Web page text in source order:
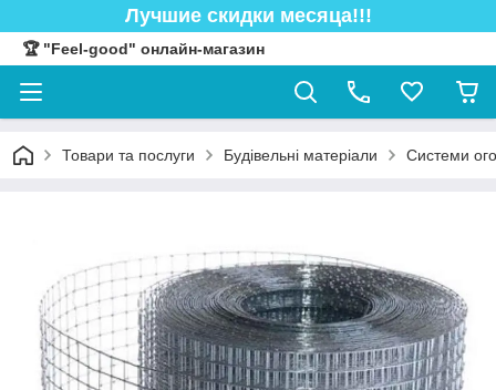
Лучшие скидки месяца!!!
🏆 "Feel-good" онлайн-магазин
Товари та послуги Будівельні матеріали Системи